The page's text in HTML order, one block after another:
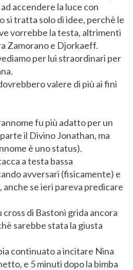
accendere la luce con
si tratta solo di idee, perchè le
vorrebbe la testa, altrimenti
Zamorano e Djorkaeff.
per lui straordinari per
valere di più ai fini
fu più adatto per un
il Divino Jonathan, ma
è uno status).
a testa bassa
avversari (fisicamente) e
se ieri pareva predicare
cross di Bastoni grida ancora
sarebbe stata la giusta
continuato a incitare Nina
e 5 minuti dopo la bimba